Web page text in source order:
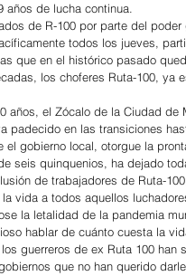
años de lucha continua.
de R-100 por parte del
todos los jueves,
que en el histórico pasado
los choferes Ruta-100, ya
años, el Zócalo de la Ciudad
padecido en las transiciones
el gobierno local, otorgue la
seis quinquenios, ha dejado
de trabajadores de Ruta-
la vida a todos aquellos
la letalidad de la pandemia
hablar de cuánto cuesta la
guerreros de ex Ruta 100
que no han querido